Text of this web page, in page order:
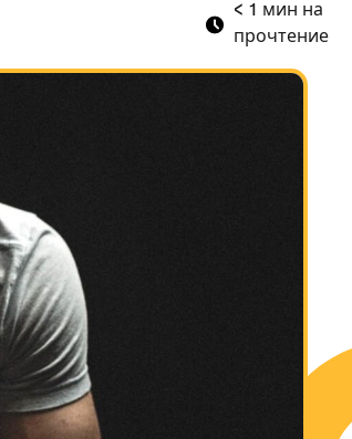
< 1 мин на
прочтение